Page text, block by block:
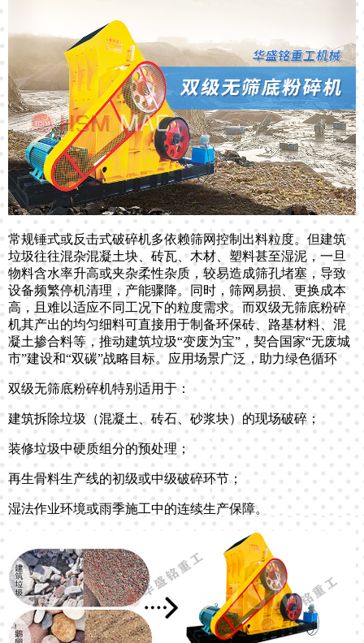
常规锤式或反击式破碎机多依赖筛网控制出料粒度。但建筑
垃圾往往混杂混凝土块、砖瓦、木材、塑料甚至湿泥，一旦
物料含水率升高或夹杂柔性杂质，较易造成筛孔堵塞，导致
设备频繁停机清理，产能骤降。同时，筛网易损、更换成本
高，且难以适应不同工况下的粒度需求。而双级无筛底粉碎
机其产出的均匀细料可直接用于制备环保砖、路基材料、混
凝土掺合料等，推动建筑垃圾“变废为宝”，契合国家“无废城
市”建设和“双碳”战略目标。应用场景广泛，助力绿色循环
双级无筛底粉碎机特别适用于：
建筑拆除垃圾（混凝土、砖石、砂浆块）的现场破碎；
装修垃圾中硬质组分的预处理；
再生骨料生产线的初级或中级破碎环节；
湿法作业环境或雨季施工中的连续生产保障。